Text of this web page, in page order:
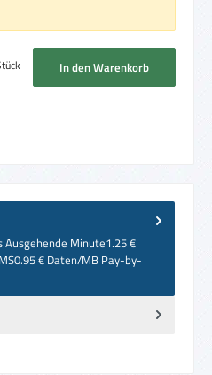
Wert ein oder benutze die Schaltflächen um
In den Warenkorb
Minute1.25 €
€ Daten/MB Pay-by-